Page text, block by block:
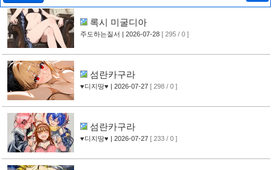
록시 미굴디아
주도하는질서 | 2026-07-28 [ 295 / 0 ]
섬란카구라
♥디지땅♥ | 2026-07-27 [ 298 / 0 ]
섬란카구라
♥디지땅♥ | 2026-07-27 [ 233 / 0 ]